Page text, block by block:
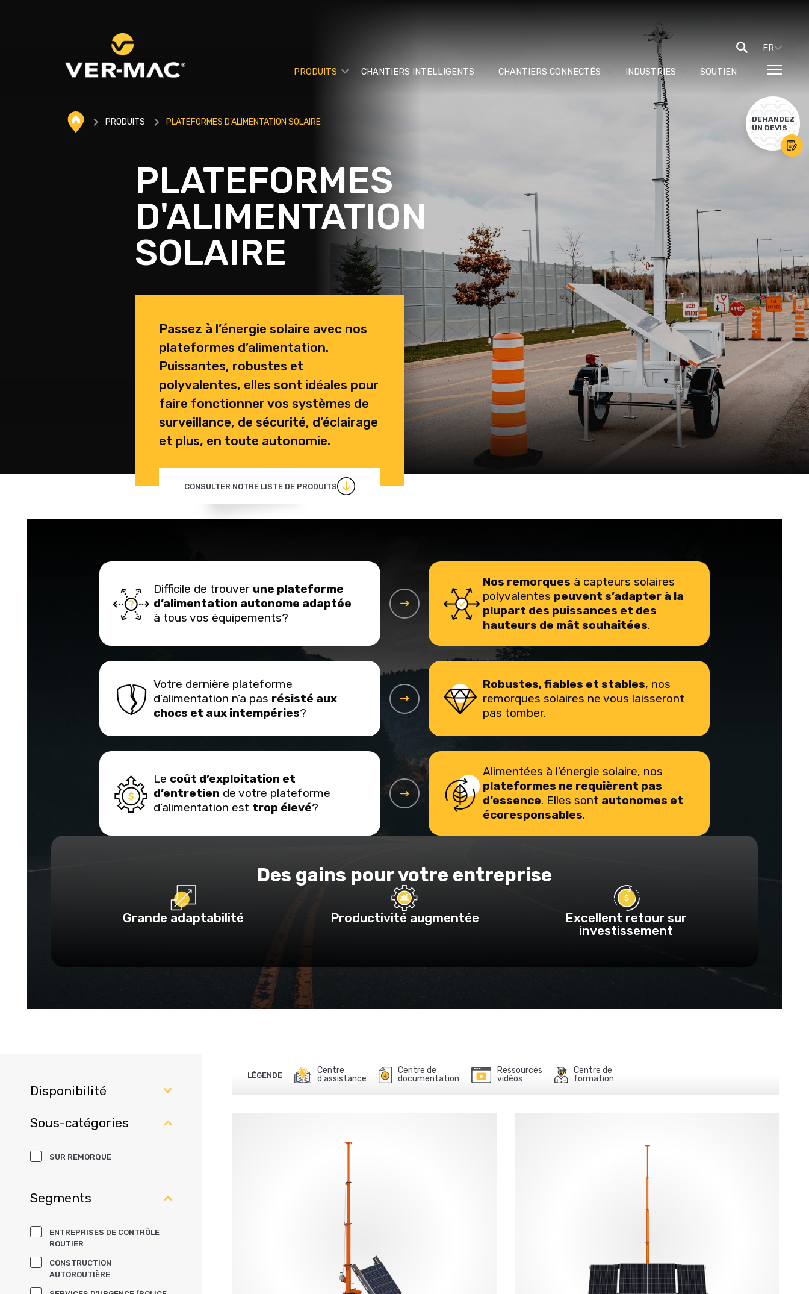
FR
PRODUITS CHANTIERS INTELLIGENTS CHANTIERS CONNECTÉS INDUSTRIES SOUTIEN
DEMANDEZ
UN DEVIS
PRODUITS PLATEFORMES D'ALIMENTATION SOLAIRE
PLATEFORMES
D'ALIMENTATION
SOLAIRE
Passez à l’énergie solaire avec nos
plateformes d’alimentation.
Puissantes, robustes et
polyvalentes, elles sont idéales pour
faire fonctionner vos systèmes de
surveillance, de sécurité, d’éclairage
et plus, en toute autonomie.
CONSULTER NOTRE LISTE DE PRODUITS
Difficile de trouver une plateforme
d’alimentation autonome adaptée
à tous vos équipements?
Nos remorques à capteurs solaires
polyvalentes peuvent s’adapter à la
plupart des puissances et des
hauteurs de mât souhaitées.
Votre dernière plateforme
d’alimentation n’a pas résisté aux
chocs et aux intempéries?
Robustes, fiables et stables, nos
remorques solaires ne vous laisseront
pas tomber.
Le coût d’exploitation et
d’entretien de votre plateforme
d’alimentation est trop élevé?
Alimentées à l’énergie solaire, nos
plateformes ne requièrent pas
d’essence. Elles sont autonomes et
écoresponsables.
Des gains pour votre entreprise
Grande adaptabilité Productivité augmentée
Excellent retour sur
investissement
Disponibilité
ÉTATS-UNIS
GSA
Sous-catégories
SUR REMORQUE
Segments
ENTREPRISES DE CONTRÔLE
ROUTIER
CONSTRUCTION
AUTOROUTIÈRE
LÉGENDE
Centre
d'assistance
Centre de
documentation
Ressources
vidéos
Centre de
formation